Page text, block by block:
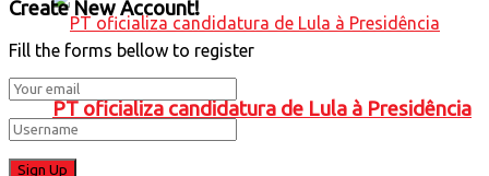
PT oficializa candidatura de Lula à Presidência
Create New Account!
Fill the forms bellow to register